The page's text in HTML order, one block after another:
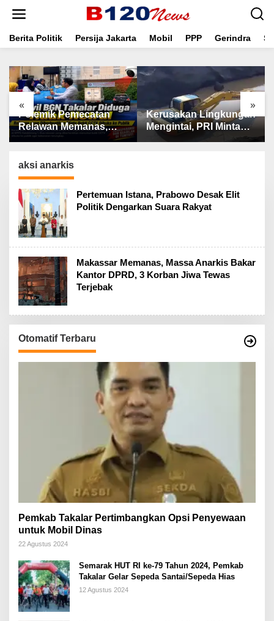
t
Berita Politik Persija Jakarta Mobil PPP Gerindra
« »
Takalar
CCTV
Kerusakan Lingkungan
Mengintai, PRI Minta
Aparat Periksa
Wawan Nur
Saatnya
Buktikan
aksi anarkis
Pertemuan Istana, Prabowo Desak Elit
Politik Dengarkan Suara Rakyat
Makassar Memanas, Massa Anarkis Bakar
Kantor DPRD, 3 Korban Jiwa Tewas
Terjebak
Otomatif Terbaru
Pemkab Takalar Pertimbangkan Opsi Penyewaan
untuk Mobil Dinas
22 Agustus 2024
Semarak HUT RI ke-79 Tahun 2024, Pemkab
Takalar Gelar Sepeda Santai/Sepeda Hias
12 Agustus 2024